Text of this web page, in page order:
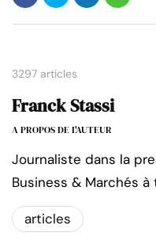
3297 articles
Franck Stassi
A PROPOS DE L'AUTEUR
Journaliste dans la
Business & Marchés
articles